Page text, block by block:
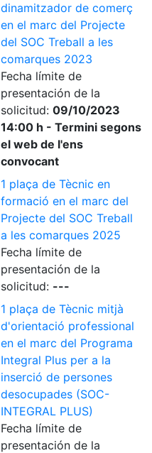
dinamitzador de comerç
en el marc del Projecte
del SOC Treball a les
comarques 2023
Fecha límite de
presentación de la
solicitud: 09/10/2023
14:00 h - Termini segons
el web de l'ens
convocant
1 plaça de Tècnic en
formació en el marc del
Projecte del SOC Treball
a les comarques 2025
Fecha límite de
presentación de la
solicitud: ---
1 plaça de Tècnic mitjà
d'orientació professional
en el marc del Programa
Integral Plus per a la
inserció de persones
desocupades (SOC-
INTEGRAL PLUS)
Fecha límite de
presentación de la